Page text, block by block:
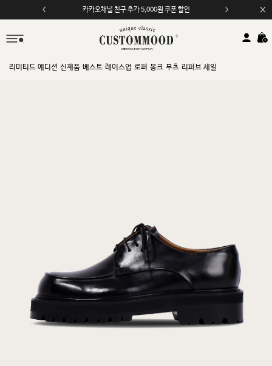
카카오채널 친구 추가 5,000원 쿠폰 할인
모바일 앱 자동 2,000원 할인
리미티드 에디션 신제품 베스트 레이스업 로퍼 몽크 부츠 리퍼브 세일